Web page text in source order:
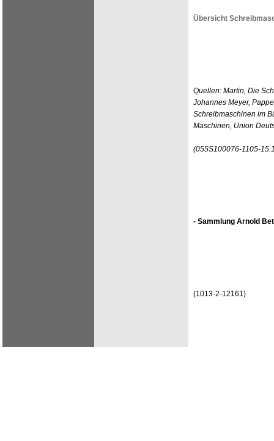
Übersicht
Quellen: Martin, Die
Johannes Meyer,
Schreibmaschinen im
Maschinen, Union
(055S100076-1105-
- Sammlung Arnold
(1013-2-12161)